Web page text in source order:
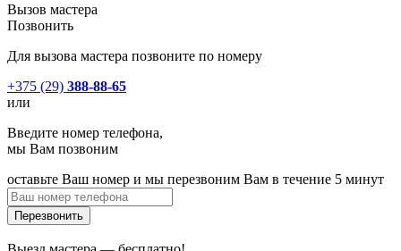
Вызов мастера
Позвонить
Для вызова мастера позвоните по номеру
+375 (29) 388-88-65
или
Введите номер телефона,
мы Вам позвоним
оставьте Ваш номер и мы перезвоним Вам в течение 5 минут